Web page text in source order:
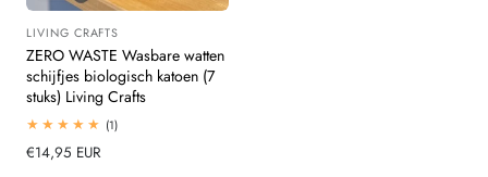
Leverancier:
LIVING CRAFTS
ZERO WASTE Wasbare watten
schijfjes biologisch katoen (7
stuks) Living Crafts
(1)1
Normale
€14,95 EUR